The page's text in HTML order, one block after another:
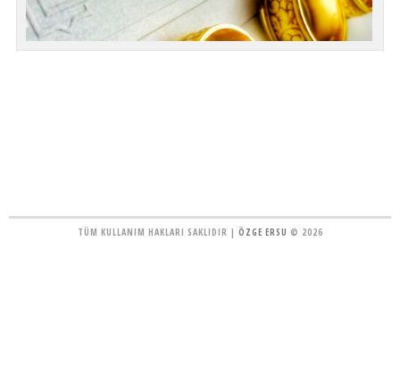
TÜM KULLANIM HAKLARI SAKLIDIR | ÖZGE ERSU © 2026